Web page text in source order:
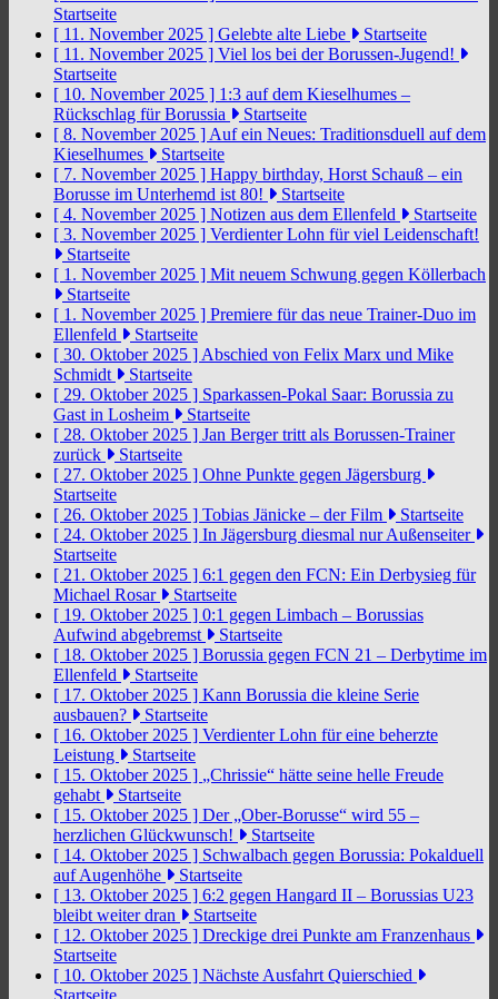
Startseite
[ 11. November 2025 ] Gelebte alte Liebe
Startseite
[ 11. November 2025 ] Viel los bei der Borussen-Jugend!
Startseite
[ 10. November 2025 ] 1:3 auf dem Kieselhumes –
Rückschlag für Borussia
Startseite
[ 8. November 2025 ] Auf ein Neues: Traditionsduell auf dem
Kieselhumes
Startseite
[ 7. November 2025 ] Happy birthday, Horst Schauß – ein
Borusse im Unterhemd ist 80!
Startseite
[ 4. November 2025 ] Notizen aus dem Ellenfeld
Startseite
[ 3. November 2025 ] Verdienter Lohn für viel Leidenschaft!
Startseite
[ 1. November 2025 ] Mit neuem Schwung gegen Köllerbach
Startseite
[ 1. November 2025 ] Premiere für das neue Trainer-Duo im
Ellenfeld
Startseite
[ 30. Oktober 2025 ] Abschied von Felix Marx und Mike
Schmidt
Startseite
[ 29. Oktober 2025 ] Sparkassen-Pokal Saar: Borussia zu
Gast in Losheim
Startseite
[ 28. Oktober 2025 ] Jan Berger tritt als Borussen-Trainer
zurück
Startseite
[ 27. Oktober 2025 ] Ohne Punkte gegen Jägersburg
Startseite
[ 26. Oktober 2025 ] Tobias Jänicke – der Film
Startseite
[ 24. Oktober 2025 ] In Jägersburg diesmal nur Außenseiter
Startseite
[ 21. Oktober 2025 ] 6:1 gegen den FCN: Ein Derbysieg für
Michael Rosar
Startseite
[ 19. Oktober 2025 ] 0:1 gegen Limbach – Borussias
Aufwind abgebremst
Startseite
[ 18. Oktober 2025 ] Borussia gegen FCN 21 – Derbytime im
Ellenfeld
Startseite
[ 17. Oktober 2025 ] Kann Borussia die kleine Serie
ausbauen?
Startseite
[ 16. Oktober 2025 ] Verdienter Lohn für eine beherzte
Leistung
Startseite
[ 15. Oktober 2025 ] „Chrissie“ hätte seine helle Freude
gehabt
Startseite
[ 15. Oktober 2025 ] Der „Ober-Borusse“ wird 55 –
herzlichen Glückwunsch!
Startseite
[ 14. Oktober 2025 ] Schwalbach gegen Borussia: Pokalduell
auf Augenhöhe
Startseite
[ 13. Oktober 2025 ] 6:2 gegen Hangard II – Borussias U23
bleibt weiter dran
Startseite
[ 12. Oktober 2025 ] Dreckige drei Punkte am Franzenhaus
Startseite
[ 10. Oktober 2025 ] Nächste Ausfahrt Quierschied
Startseite